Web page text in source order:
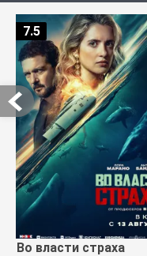
Во власти страха
7.5